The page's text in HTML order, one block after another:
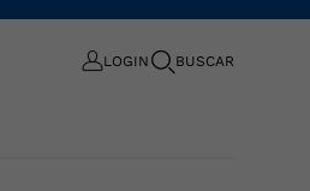
LOGIN BUSCAR